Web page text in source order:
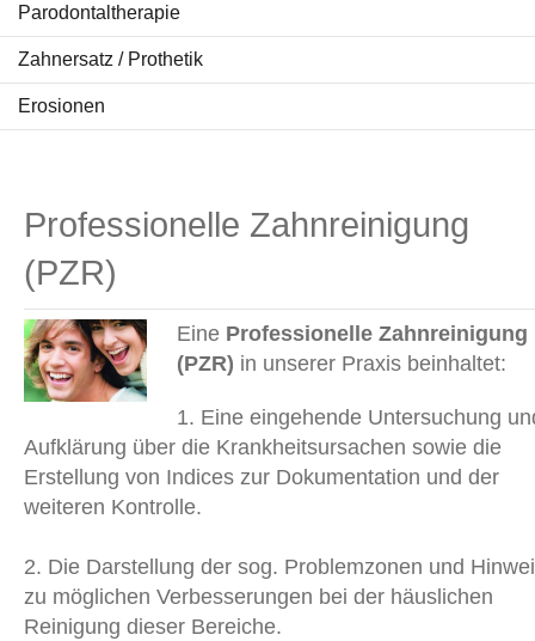
Parodontaltherapie
Zahnersatz / Prothetik
Erosionen
Professionelle Zahnreinigung
(PZR)
Eine Professionelle Zahnreinigung
(PZR) in unserer Praxis beinhaltet:
1. Eine eingehende Untersuchung
Aufklärung über die Krankheitsursachen sowie die
Erstellung von Indices zur Dokumentation und der
weiteren Kontrolle.
2. Die Darstellung der sog. Problemzonen und
zu möglichen Verbesserungen bei der häuslichen
Reinigung dieser Bereiche.